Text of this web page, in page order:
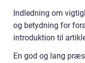
Indledning om
og betydning for
introduktion til
En god og lang